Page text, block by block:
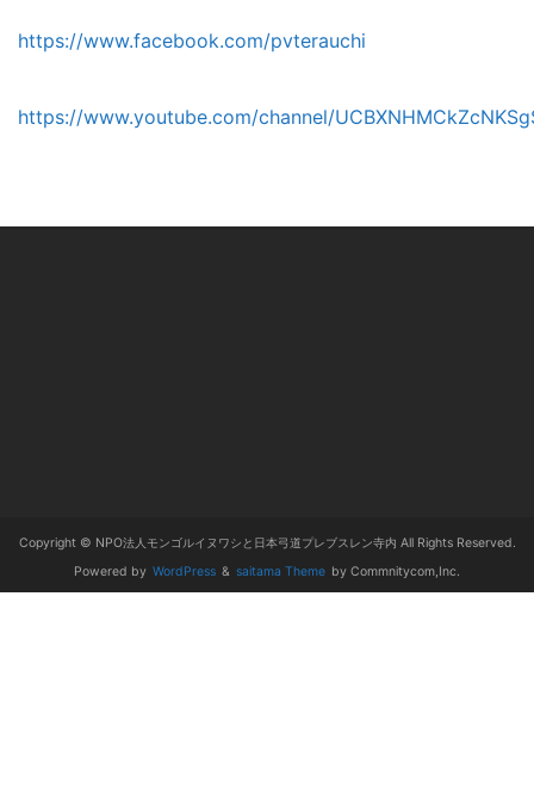
https://www.facebook.com/pvterauchi
https://www.youtube.com/channel/
Copyright © NPO法人モンゴルイヌワシと日本弓道プレブスレン寺内 All Rights Reserved.
Powered by WordPress & saitama Theme by Commnitycom,Inc.